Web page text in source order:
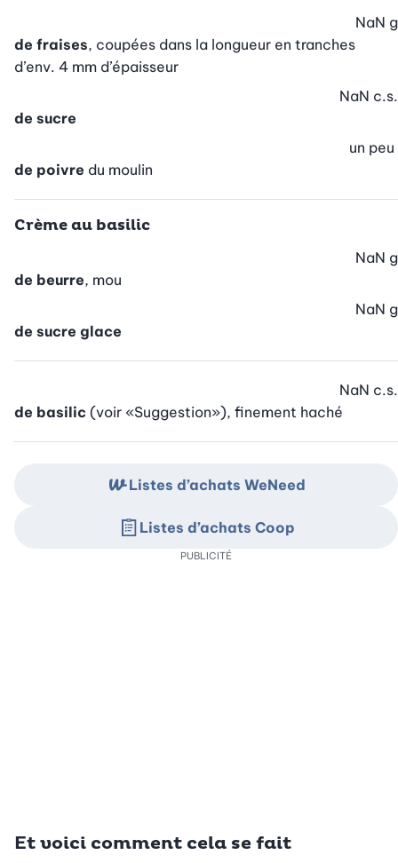
de fraises, coupées dans la longueur en tranches
d’env. 4 mm d’épaisseur
NaN g
de sucre
NaN c.s.
de poivre du moulin
un peu
Crème au basilic
de beurre, mou
NaN g
de sucre glace
NaN g
de basilic (voir «Suggestion»), finement haché
NaN c.s.
Et voici comment cela se fait
Listes d’achats WeNeed
Listes d’achats Coop
PUBLICITÉ